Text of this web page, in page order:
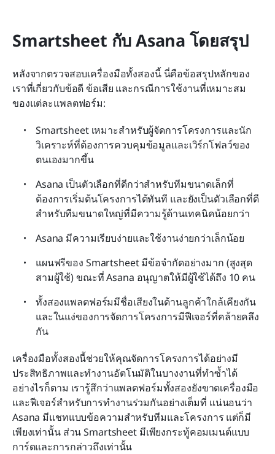
Smartsheet กับ Asana โดยสรุป
หลังจากตรวจสอบเครื่องมือทั้งสองนี้ นี่คือข้อสรุปหลักของ
เราที่เกี่ยวกับข้อดี ข้อเสีย และกรณีการใช้งานที่เหมาะสม
ของแต่ละแพลตฟอร์ม:
Smartsheet เหมาะสำหรับผู้จัดการโครงการและนัก
วิเคราะห์ที่ต้องการควบคุมข้อมูลและเวิร์กโฟลว์ของ
ตนเองมากขึ้น
Asana เป็นตัวเลือกที่ดีกว่าสำหรับทีมขนาดเล็กที่
ต้องการเริ่มต้นโครงการได้ทันที และยังเป็นตัวเลือกที่ดี
สำหรับทีมขนาดใหญ่ที่มีความรู้ด้านเทคนิคน้อยกว่า
Asana มีความเรียบง่ายและใช้งานง่ายกว่าเล็กน้อย
แผนฟรีของ Smartsheet มีข้อจำกัดอย่างมาก (สูงสุด
สามผู้ใช้) ขณะที่ Asana อนุญาตให้มีผู้ใช้ได้ถึง 10 คน
ทั้งสองแพลตฟอร์มมีชื่อเสียงในด้านลูกค้าใกล้เคียงกัน
และในแง่ของการจัดการโครงการมีฟีเจอร์ที่คล้ายคลึง
กัน
เครื่องมือทั้งสองนี้ช่วยให้คุณจัดการโครงการได้อย่างมี
ประสิทธิภาพและทำงานอัตโนมัติในบางงานที่ทำซ้ำได้
อย่างไรก็ตาม เรารู้สึกว่าแพลตฟอร์มทั้งสองยังขาดเครื่องมือ
และฟีเจอร์สำหรับการทำงานร่วมกันอย่างเต็มที่ แน่นอนว่า
Asana มีแชทแบบข้อความสำหรับทีมและโครงการ แต่ก็มี
เพียงเท่านั้น ส่วน Smartsheet มีเพียงกระทู้คอมเมนต์แบบ
การ์ดและการกล่าวถึงเท่านั้น